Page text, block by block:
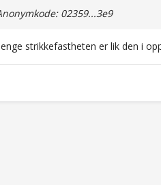
02359...3e9
strikkefastheten er lik den i